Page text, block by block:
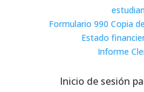
Formulario 990 Copia
Estado
Informe
Inicio de sesión